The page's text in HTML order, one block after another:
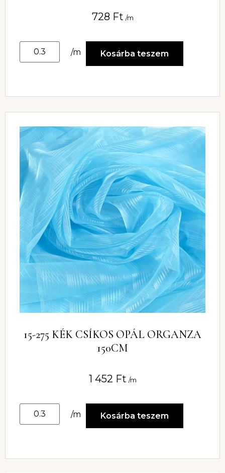
728 Ft /m
/m Kosárba teszem
15-275 KÉK CSÍKOS OPÁL ORGANZA
150CM
1 452 Ft /m
/m Kosárba teszem